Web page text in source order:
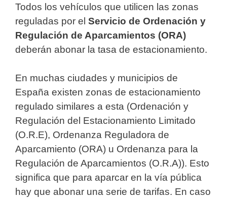
Todos los vehículos que utilicen las zonas
reguladas por el Servicio de Ordenación y
Regulación de Aparcamientos (ORA)
deberán abonar la tasa de estacionamiento.
En muchas ciudades y municipios de
España existen zonas de estacionamiento
regulado similares a esta (Ordenación y
Regulación del Estacionamiento Limitado
(O.R.E), Ordenanza Reguladora de
Aparcamiento (ORA) u Ordenanza para la
Regulación de Aparcamientos (O.R.A)). Esto
significa que para aparcar en la vía pública
hay que abonar una serie de tarifas. En caso